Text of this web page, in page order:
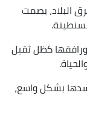
بصمت
كظل ثقيل
بشكل واسع،